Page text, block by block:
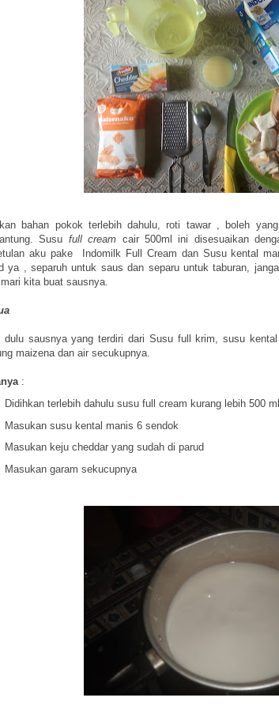
bahan pokok terlebih dahulu, roti tawar , boleh
Susu full cream cair 500ml ini disesuaikan
aku pake Indomilk Full Cream dan Susu kental
ya , separuh untuk saus dan separu untuk taburan,
kita buat sausnya.
dulu sausnya yang terdiri dari Susu full krim, susu
maizena dan air secukupnya.
:
Didihkan terlebih dahulu susu full cream kurang lebih 500
Masukan susu kental manis 6 sendok
Masukan keju cheddar yang sudah di parud
Masukan garam sekucupnya